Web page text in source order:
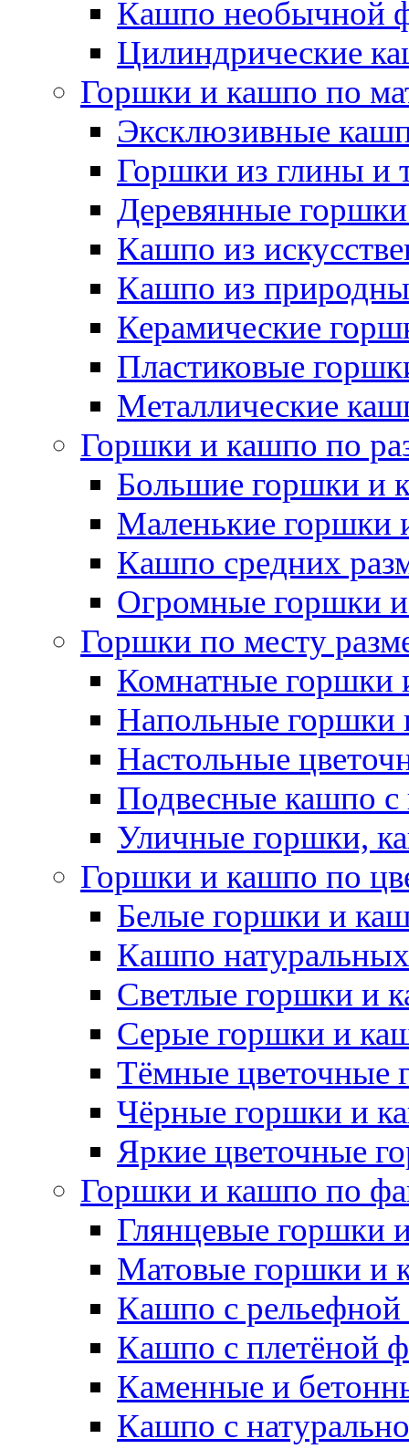
Кашпо необычной
Цилиндрические
Горшки и кашпо по
Эксклюзивные
Горшки из глины и
Деревянные
Кашпо из
Кашпо из
Керамические
Пластиковые
Металлические
Горшки и кашпо по
Большие горшки и
Маленькие горшки
Кашпо средних
Огромные горшки
Горшки по месту
Комнатные горшки
Напольные горшки
Настольные
Подвесные кашпо с
Уличные горшки,
Горшки и кашпо по
Белые горшки и
Кашпо
Светлые горшки и
Серые горшки и
Тёмные цветочные
Чёрные горшки и
Яркие цветочные
Горшки и кашпо по
Глянцевые горшки
Матовые горшки и
Кашпо с рельефной
Кашпо с плетёной
Каменные и
Кашпо с